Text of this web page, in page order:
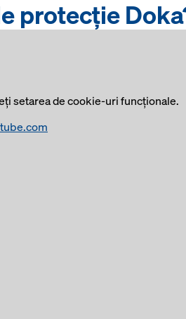
protecție
setarea de cookie-uri funcţionale.